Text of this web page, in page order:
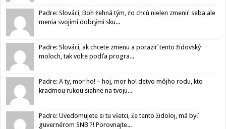
Padre: Slováci, Boh žehná tým, čo chcú nielen zmeniť seba ale
menia svojimi dobrými sku...
Padre: Slováci, ak chcete zmenu a poraziť tento židovský
moloch, tak volte podľa progra...
Padre: A ty, mor ho! – hoj, mor ho! detvo môjho rodu, kto
kradmou rukou siahne na tvoju...
Padre: Uvedomujete si tu všetci, že tento židoloj, má byť
guvernérom SNB ?! Porovnajte...